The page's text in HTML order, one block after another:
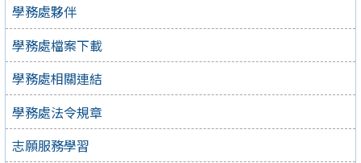
學務處夥伴
學務處檔案下載
學務處相關連結
學務處法令規章
志願服務學習